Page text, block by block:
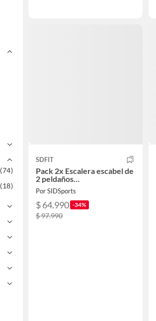
(74)
(18)
SDFIT
Pack 2x Escalera escabel de
2 peldaños…
Por SIDSports
$ 64.990 -34%
$ 97.990